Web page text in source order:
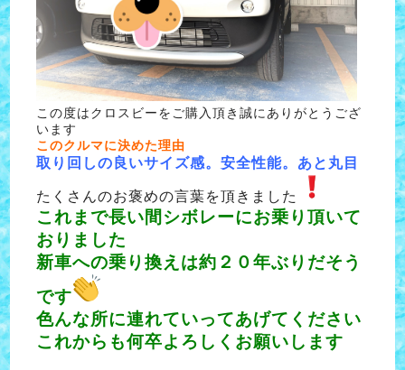
この度はクロスビーをご購入頂き誠にありがとうござ
います
このクルマに決めた理由
取り回しの良いサイズ感。安全性能。あと丸目
たくさんのお褒めの言葉を頂きました
これまで長い間シボレーにお乗り頂いて
おりました
新車への乗り換えは約２０年ぶりだそう
です
色んな所に連れていってあげてください
これからも何卒よろしくお願いします